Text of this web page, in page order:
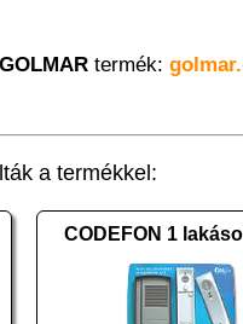
GOLMAR termék:
a termékkel:
CODEFON 1